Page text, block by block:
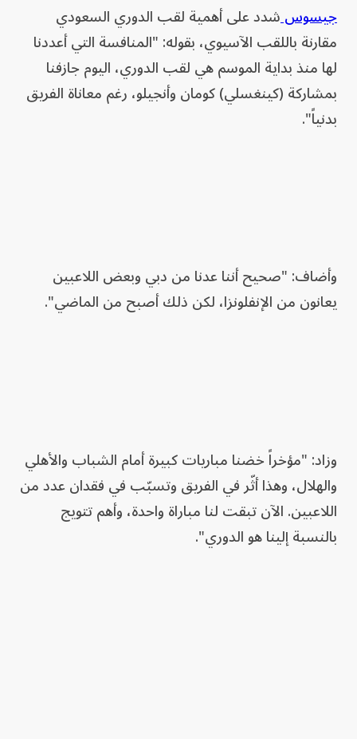
جيسوسشدد على أهمية لقب الدوري السعودي
مقارنة باللقب الآسيوي، بقوله: "المنافسة التي أعددنا
لها منذ بداية الموسم هي لقب الدوري، اليوم جازفنا
بمشاركة (كينغسلي) كومان وأنجيلو، رغم معاناة الفريق
بدنياً".
وأضاف: "صحيح أننا عدنا من دبي وبعض اللاعبين
يعانون من الإنفلونزا، لكن ذلك أصبح من الماضي".
وزاد: "مؤخراً خضنا مباريات كبيرة أمام الشباب والأهلي
والهلال، وهذا أثّر في الفريق وتسبّب في فقدان عدد من
اللاعبين. الآن تبقت لنا مباراة واحدة، وأهم تتويج
بالنسبة إلينا هو الدوري".